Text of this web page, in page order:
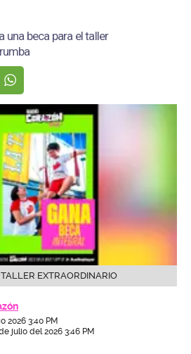
una beca para el taller
EXTRAORDINARIO
2026 3:40 PM
julio del 2026 3:46 PM